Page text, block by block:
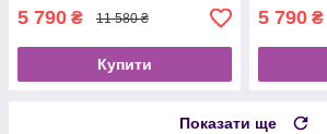
5 790 ₴ 11 580 ₴
Купити
5 790 ₴
Показати ще